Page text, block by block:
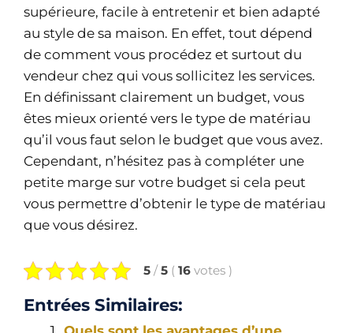
supérieure, facile à entretenir et bien adapté
au style de sa maison. En effet, tout dépend
de comment vous procédez et surtout du
vendeur chez qui vous sollicitez les services.
En définissant clairement un budget, vous
êtes mieux orienté vers le type de matériau
qu’il vous faut selon le budget que vous avez.
Cependant, n’hésitez pas à compléter une
petite marge sur votre budget si cela peut
vous permettre d’obtenir le type de matériau
que vous désirez.
5 / 5 ( 16 votes )
Entrées Similaires: